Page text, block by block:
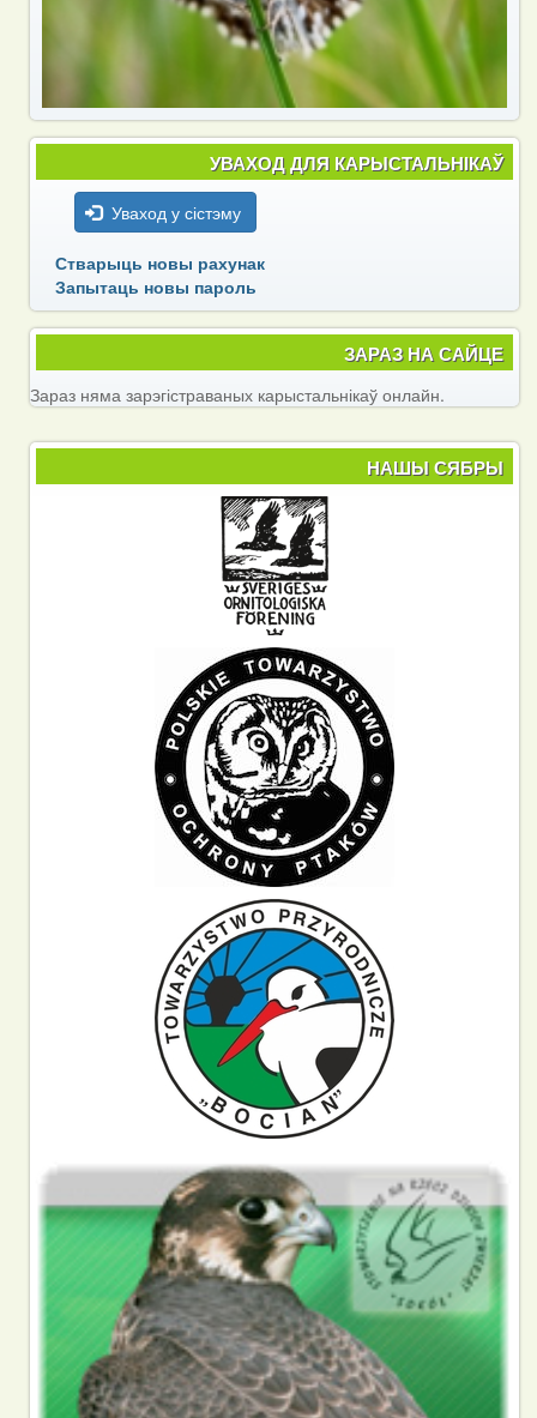
УВАХОД ДЛЯ КАРЫСТАЛЬНІКАЎ
Уваход у сістэму
Стварыць новы рахунак
Запытаць новы пароль
ЗАРАЗ НА САЙЦЕ
Зараз няма зарэгістраваных карыстальнікаў онлайн.
НАШЫ СЯБРЫ